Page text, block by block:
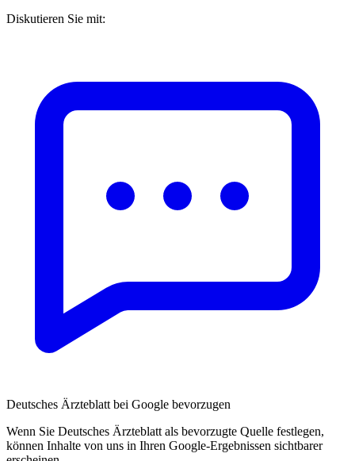
Diskutieren Sie mit:
Deutsches Ärzteblatt bei Google bevorzugen
Wenn Sie Deutsches Ärzteblatt als bevorzugte Quelle festlegen,
können Inhalte von uns in Ihren Google-Ergebnissen sichtbarer